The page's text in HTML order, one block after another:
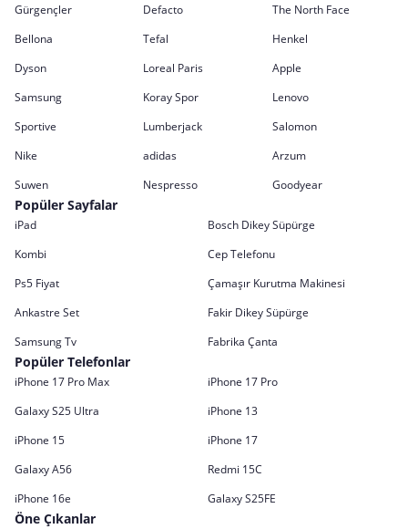
Gürgençler
Defacto
The North Face
Bellona
Tefal
Henkel
Dyson
Loreal Paris
Apple
Samsung
Koray Spor
Lenovo
Sportive
Lumberjack
Salomon
Nike
adidas
Arzum
Suwen
Nespresso Goodyear
Popüler Sayfalar
iPad
Bosch Dikey Süpürge
Kombi
Cep Telefonu
Ps5 Fiyat
Çamaşır Kurutma Makinesi
Ankastre Set
Fakir Dikey Süpürge
Samsung Tv
Fabrika Çanta
Popüler Telefonlar
iPhone 17 Pro Max
iPhone 17 Pro
Galaxy S25 Ultra
iPhone 13
iPhone 15
iPhone 17
Galaxy A56
Redmi 15C
iPhone 16e
Galaxy S25FE
Öne Çıkanlar